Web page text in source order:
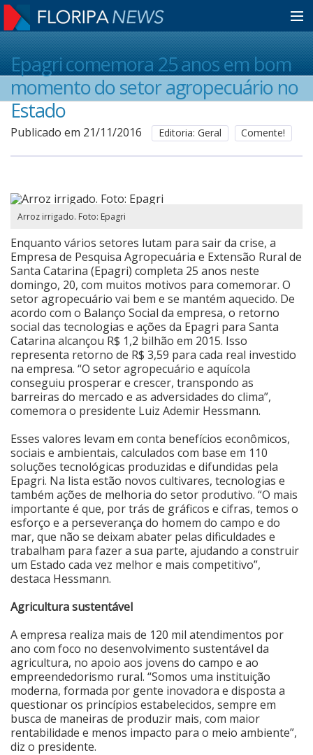
Home
Notícias
Classificados
Guia de Serviços
Anuncie
Cinema
Agenda Cultural
Fale Conosco
Epagri comemora 25 anos em bom
momento do setor agropecuário no
Estado
Publicado em 21/11/2016 Editoria: Geral Comente!
Arroz irrigado. Foto: Epagri
Enquanto vários setores lutam para sair da crise, a
Empresa de Pesquisa Agropecuária e Extensão Rural de
Santa Catarina (Epagri) completa 25 anos neste
domingo, 20, com muitos motivos para comemorar. O
setor agropecuário vai bem e se mantém aquecido. De
acordo com o Balanço Social da empresa, o retorno
social das tecnologias e ações da Epagri para Santa
Catarina alcançou R$ 1,2 bilhão em 2015. Isso
representa retorno de R$ 3,59 para cada real investido
na empresa. “O setor agropecuário e aquícola
conseguiu prosperar e crescer, transpondo as
barreiras do mercado e as adversidades do clima”,
comemora o presidente Luiz Ademir Hessmann.
Esses valores levam em conta benefícios econômicos,
sociais e ambientais, calculados com base em 110
soluções tecnológicas produzidas e difundidas pela
Epagri. Na lista estão novos cultivares, tecnologias e
também ações de melhoria do setor produtivo. “O mais
importante é que, por trás de gráficos e cifras, temos o
esforço e a perseverança do homem do campo e do
mar, que não se deixam abater pelas dificuldades e
trabalham para fazer a sua parte, ajudando a construir
um Estado cada vez melhor e mais competitivo”,
destaca Hessmann.
Agricultura sustentável
A empresa realiza mais de 120 mil atendimentos por
ano com foco no desenvolvimento sustentável da
agricultura, no apoio aos jovens do campo e ao
empreendedorismo rural. “Somos uma instituição
moderna, formada por gente inovadora e disposta a
questionar os princípios estabelecidos, sempre em
busca de maneiras de produzir mais, com maior
rentabilidade e menos impacto para o meio ambiente”,
diz o presidente.